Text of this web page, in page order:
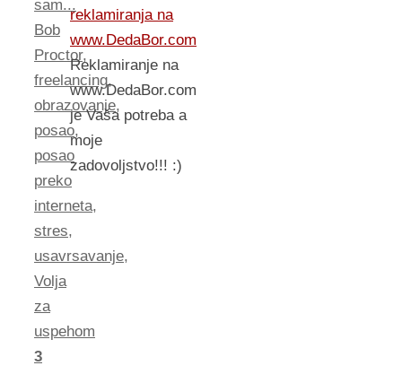
sam...
Bob
Proctor,
freelancing,
obrazovanje,
posao,
posao
preko
interneta,
stres,
usavrsavanje,
Volja
za
uspehom
3
reklamiranja na
www.DedaBor.com
Reklamiranje na
www.DedaBor.com
je Vaša potreba a
moje
zadovoljstvo!!! :)